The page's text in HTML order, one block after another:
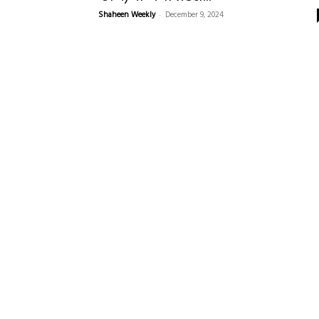
Shaheen Weekly - December 9, 2024